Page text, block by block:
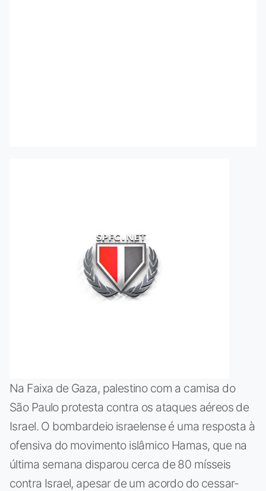
Na Faixa de Gaza, palestino com a camisa do
São Paulo protesta contra os ataques aéreos de
Israel. O bombardeio israelense é uma resposta à
ofensiva do movimento islâmico Hamas, que na
última semana disparou cerca de 80 mísseis
contra Israel, apesar de um acordo do cessar-